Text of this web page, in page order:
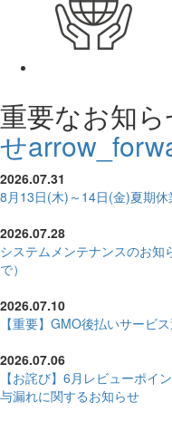
重要なお知
せ
2026.07.31
8月13日(木)～14日(金)夏期
2026.07.28
システムメンテナンスのお
で）
2026.07.10
【重要】GMO後払いサービ
2026.07.06
【お詫び】6月レビューポイ
与漏れに関するお知らせ